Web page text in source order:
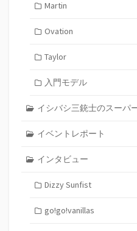
Martin
Ovation
Taylor
入門モデル
イシバシ三銃士のスーパ
イベントレポート
インタビュー
Dizzy Sunfist
go!go!vanillas